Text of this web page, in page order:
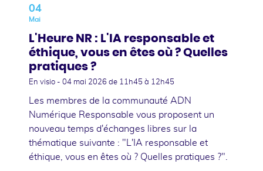
04
Mai
L'Heure NR : L'IA responsable et
éthique, vous en êtes où ? Quelles
pratiques ?
En visio - 04 mai 2026 de 11h45 à 12h45
Les membres de la communauté ADN
Numérique Responsable vous proposent un
nouveau temps d'échanges libres sur la
thématique suivante : "L'IA responsable et
éthique, vous en êtes où ? Quelles pratiques ?".